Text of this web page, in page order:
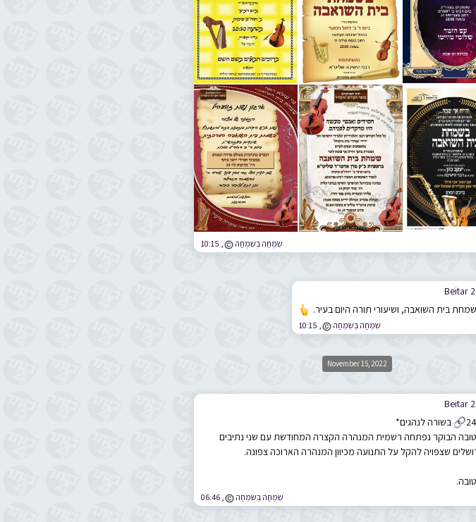
שִֹמְחַה בְּשִֹמְחַה
©
,
10:15
שמחת בית השואבה, ושיעורי תורה היום בעיר.
👆
שִֹמְחַה בְּשִֹמְחַה
©
,
10:15
בשורה לנהגים*
הבוקר נפתחה רשמית המנהרה הקצרה המחודשת עם שני נתיבים
ירושלים שצפויה להקל על התנועה מכיוון המנהרה הארוכה צפונה.
שִֹמְחַה בְּשִֹמְחַה
©
,
06:46
November 15, 2022